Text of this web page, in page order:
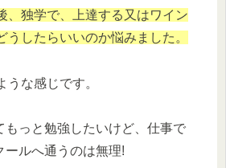
、独学で、上達する又はワイン
うしたらいいのか悩みました。
うな感じです。
もっと勉強したいけど、仕事で
ールへ通うのは無理!